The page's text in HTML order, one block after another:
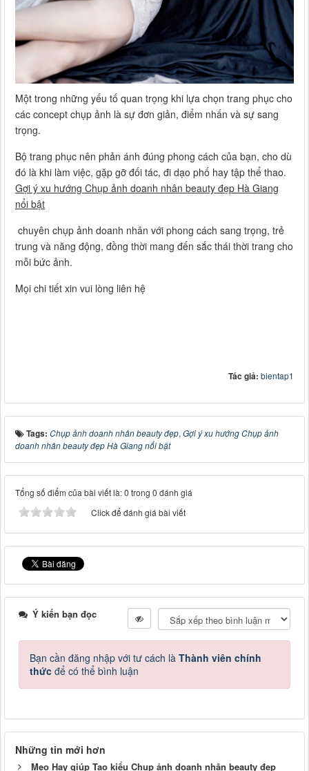
Một trong những yếu tố quan trọng khi lựa chọn trang phục cho
các concept chụp ảnh là sự đơn giản, điểm nhấn và sự sang
trọng.
Bộ trang phục nên phản ánh đúng phong cách của bạn, cho dù
đó là khi làm việc, gặp gỡ đối tác, đi dạo phố hay tập thể thao.
Gợi ý xu hướng Chụp ảnh doanh nhân beauty đẹp Hà Giang
nổi bật
chuyên chụp ảnh doanh nhân với phong cách sang trọng, trẻ
trung và năng động, đồng thời mang đến sắc thái thời trang cho
mỗi bức ảnh.
Mọi chi tiết xin vui lòng liên hệ
Tác giả: bientap1
Tags: Chụp ảnh doanh nhân beauty đẹp, Gợi ý xu hướng Chụp ảnh
doanh nhân beauty đẹp Hà Giang nổi bật
Tổng số điểm của bài viết là: 0 trong 0 đánh giá
Click để đánh giá bài viết
Ý kiến bạn đọc
Bạn cần đăng nhập với tư cách là Thành viên chính
thức để có thể bình luận
Những tin mới hơn
Mẹo Hay giúp Tạo kiểu Chụp ảnh doanh nhân beauty đẹp